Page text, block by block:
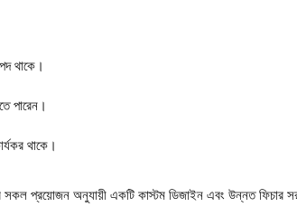
থাকে।
পারেন।
থাকে।
প্রয়োজন অনুযায়ী একটি কাস্টম ডিজাইন এবং উন্নত ফিচার